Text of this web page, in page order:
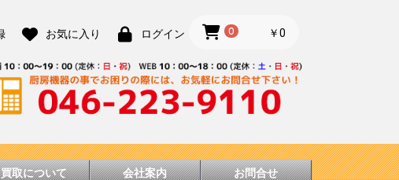
お気に入り ログイン 0 ￥0
買取について 会社案内 お問合せ